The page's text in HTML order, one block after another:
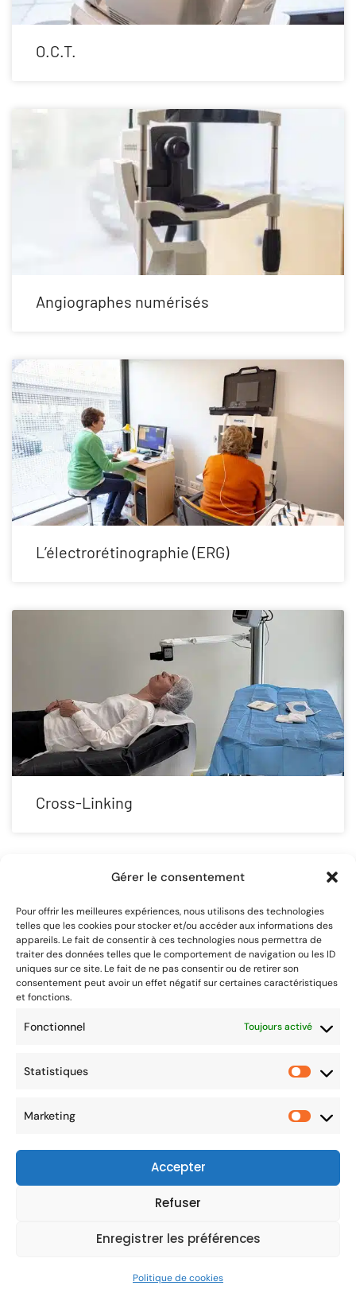
Gérer le consentement
Pour offrir les meilleures expériences, nous utilisons des technologies
telles que les cookies pour stocker et/ou accéder aux informations des
appareils. Le fait de consentir à ces technologies nous permettra de
traiter des données telles que le comportement de navigation ou les ID
uniques sur ce site. Le fait de ne pas consentir ou de retirer son
consentement peut avoir un effet négatif sur certaines caractéristiques
et fonctions.
Fonctionnel Toujours activé
Statistiques
Marketing
Accepter
Refuser
Enregistrer les préférences
Politique de cookies
O.C.T.
Angiographes numérisés
L’électrorétinographie (ERG)
Cross-Linking
Immeuble Presqu’île 2
Tél. +33(0)4 78 58 20 62meilleure expérience sur notre site. En utilisant
Apprendre encore plus
Acceptez
Mentions Légales